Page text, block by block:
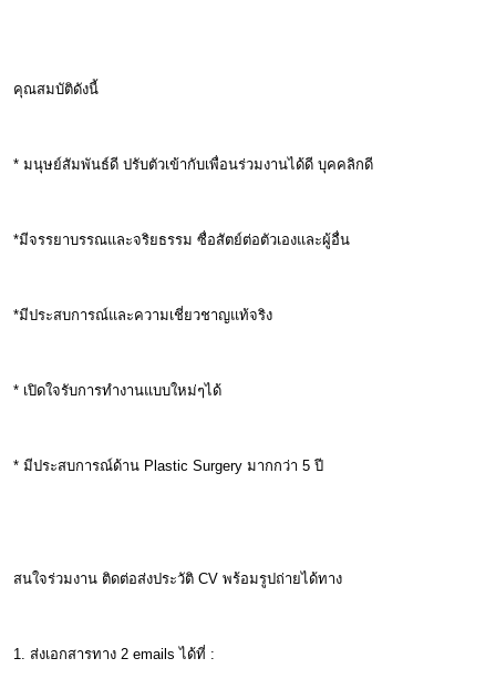
คุณสมบัติดังนี้
* มนุษย์สัมพันธ์ดี ปรับตัวเข้ากับเพื่อนร่วมงานได้ดี บุคคลิกดี
*มีจรรยาบรรณและจริยธรรม ซื่อสัตย์ต่อตัวเองและผู้อื่น
*มีประสบการณ์และความเชี่ยวชาญแท้จริง
* เปิดใจรับการทำงานแบบใหม่ๆได้
* มีประสบการณ์ด้าน Plastic Surgery มากกว่า 5 ปี
สนใจร่วมงาน ติดต่อส่งประวัติ CV พร้อมรูปถ่ายได้ทาง
1. ส่งเอกสารทาง 2 emails ได้ที่ :